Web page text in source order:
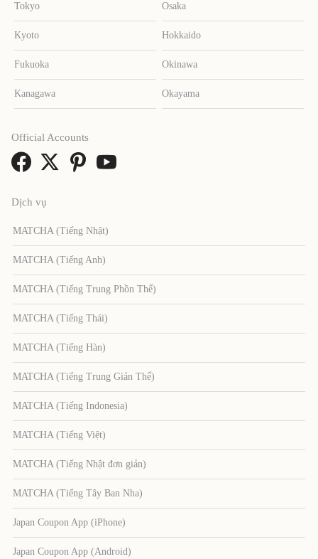
Tokyo Osaka
Kyoto Hokkaido
Fukuoka Okinawa
Kanagawa Okayama
Dịch vụ
MATCHA (Tiếng Nhật)
MATCHA (Tiếng Anh)
MATCHA (Tiếng Trung Phồn Thể)
MATCHA (Tiếng Thái)
MATCHA (Tiếng Hàn)
MATCHA (Tiếng Trung Giản Thể)
MATCHA (Tiếng Indonesia)
MATCHA (Tiếng Việt)
MATCHA (Tiếng Nhật đơn giản)
MATCHA (Tiếng Tây Ban Nha)
Japan Coupon App (iPhone)
Japan Coupon App (Android)
Official Accounts